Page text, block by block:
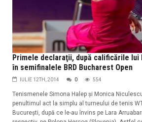
Primele declaraţii, după calificările lui
în semifinalele BRD Bucharest Open
IULIE 12TH, 2014 0 554
Tenismenele Simona Halep şi Monica
penultimul act la simplu al turneului de tenis
Bucureşti, după ce le-au învins pe Lara